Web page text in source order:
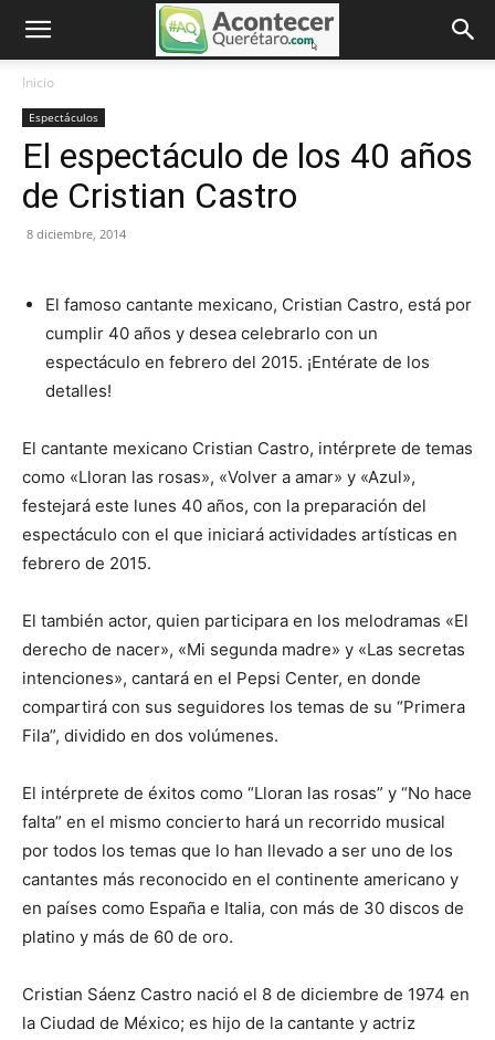
Inicio
Espectáculos
El espectáculo de los 40 años
de Cristian Castro
8 diciembre, 2014
El famoso cantante mexicano, Cristian Castro, está por
cumplir 40 años y desea celebrarlo con un
espectáculo en febrero del 2015. ¡Entérate de los
detalles!
El cantante mexicano Cristian Castro, intérprete de temas
como «Lloran las rosas», «Volver a amar» y «Azul»,
festejará este lunes 40 años, con la preparación del
espectáculo con el que iniciará actividades artísticas en
febrero de 2015.
El también actor, quien participara en los melodramas «El
derecho de nacer», «Mi segunda madre» y «Las secretas
intenciones», cantará en el Pepsi Center, en donde
compartirá con sus seguidores los temas de su “Primera
Fila”, dividido en dos volúmenes.
El intérprete de éxitos como “Lloran las rosas” y “No hace
falta” en el mismo concierto hará un recorrido musical
por todos los temas que lo han llevado a ser uno de los
cantantes más reconocido en el continente americano y
en países como España e Italia, con más de 30 discos de
platino y más de 60 de oro.
Cristian Sáenz Castro nació el 8 de diciembre de 1974 en
la Ciudad de México; es hijo de la cantante y actriz